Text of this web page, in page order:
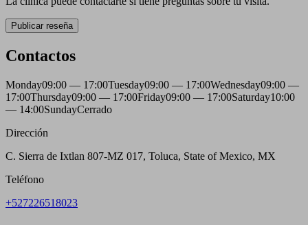
Publicar reseña
Contactos
Monday09:00 — 17:00Tuesday09:00 — 17:00Wednesday09:00 —
17:00Thursday09:00 — 17:00Friday09:00 — 17:00Saturday10:00
— 14:00SundayCerrado
Dirección
C. Sierra de Ixtlan 807-MZ 017, Toluca, State of Mexico, MX
Teléfono
+527226518023